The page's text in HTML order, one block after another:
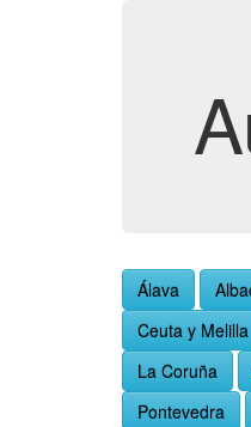
Álava
Ceuta y Melilla
La Coruña
Pontevedra